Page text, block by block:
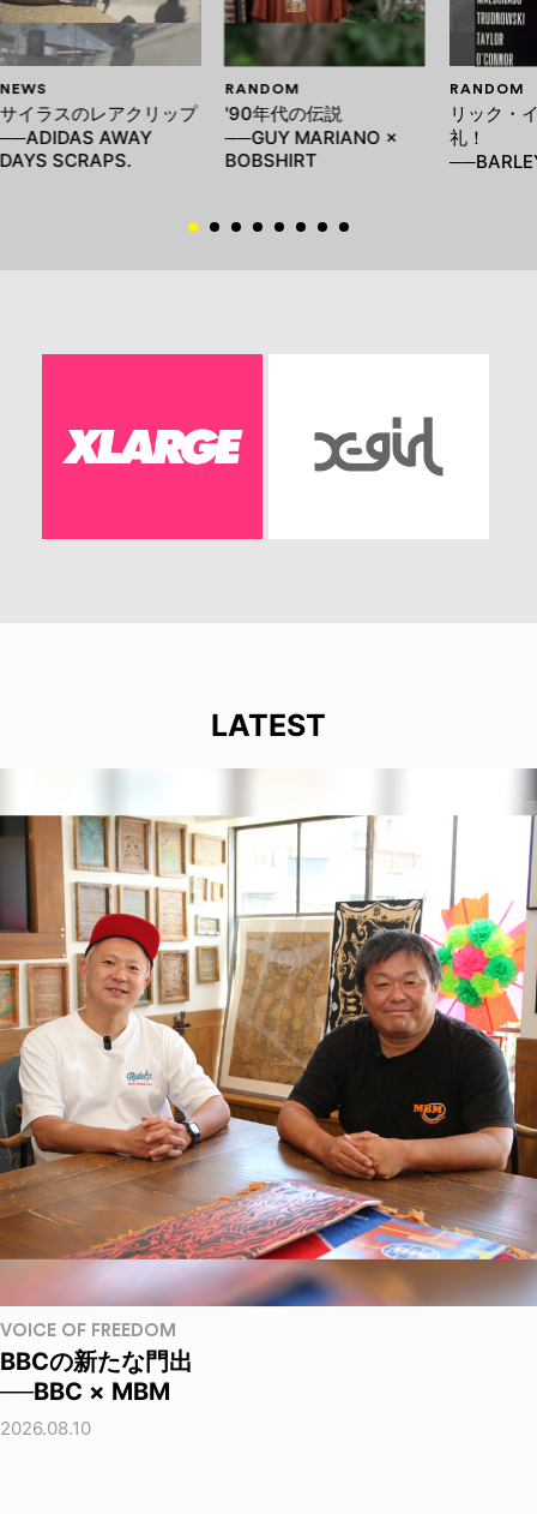
NEWS
サイラスのレアクリップ
──ADIDAS AWAY
DAYS SCRAPS.
RANDOM
'90年代の伝説
──GUY MARIANO ×
BOBSHIRT
RANDOM
リック・
礼！
LATEST
VOICE OF FREEDOM
BBCの新たな門出
──BBC × MBM
2026.08.10